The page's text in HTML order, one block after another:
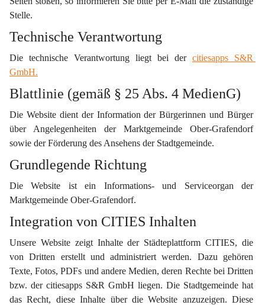
Stelle.
Technische Verantwortung
Die technische Verantwortung liegt bei der citiesapps S&R
GmbH.
Blattlinie (gemäß § 25 Abs. 4 MedienG)
Die Website dient der Information der Bürgerinnen und Bürger
über Angelegenheiten der Marktgemeinde Ober-Grafendorf
sowie der Förderung des Ansehens der Stadtgemeinde.
Grundlegende Richtung
Die Website ist ein Informations- und Serviceorgan der
Marktgemeinde Ober-Grafendorf.
Integration von CITIES Inhalten
Unsere Website zeigt Inhalte der Städteplattform CITIES, die
von Dritten erstellt und administriert werden. Dazu gehören
Texte, Fotos, PDFs und andere Medien, deren Rechte bei Dritten
bzw. der citiesapps S&R GmbH liegen. Die Stadtgemeinde hat
das Recht, diese Inhalte über die Website anzuzeigen. Diese